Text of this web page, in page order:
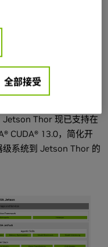
占用和更低的总体拥有
配置。
Base System
Thor 与行业标准的 Arm
和固件接口进行了标准
Jetson Thor 现已支持在
CUDA® 13.0，简化开
级系统到 Jetson Thor 的
全部接受